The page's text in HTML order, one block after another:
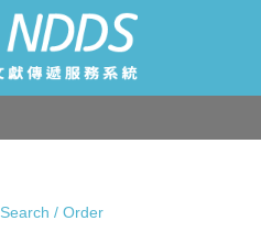
Search / Order